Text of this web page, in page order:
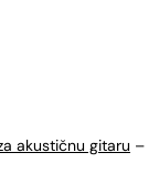
akustičnu gitaru –